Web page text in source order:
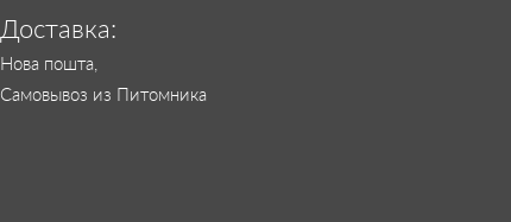
Доставка:
Нова пошта,
Самовывоз из Питомника